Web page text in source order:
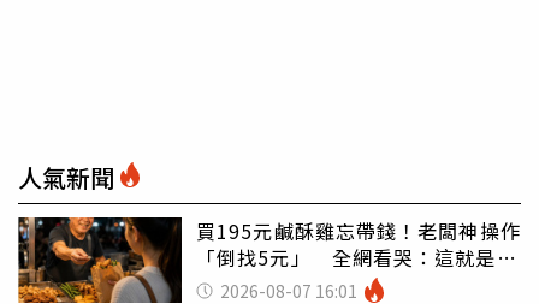
人氣新聞
買195元鹹酥雞忘帶錢！老闆神操作
「倒找5元」 全網看哭：這就是台
灣 2026-08-07 16:01